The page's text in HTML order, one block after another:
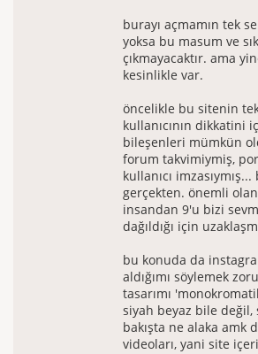
burayı açmamın tek
yoksa bu masum ve
çıkmayacaktır. ama
kesinlikle var.
öncelikle bu sitenin tek
kullanıcının dikkatini
bileşenleri mümkün
forum takvimiymiş,
kullanıcı
gerçekten. önemli
insandan 9'u bizi
dağıldığı için
bu konuda da
aldığımı söylemek
tasarımı
siyah beyaz bile
bakışta ne alaka amk
videoları, yani site